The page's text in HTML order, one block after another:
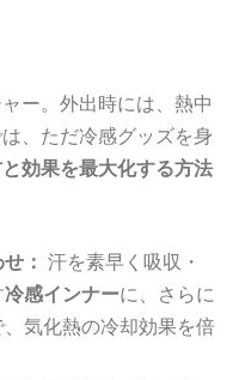
ー。外出時には、熱中
、ただ冷感グッズを身
効果を最大化する方法
： 汗を素早く吸収・
冷感インナーに、さらに
気化熱の冷却効果を倍